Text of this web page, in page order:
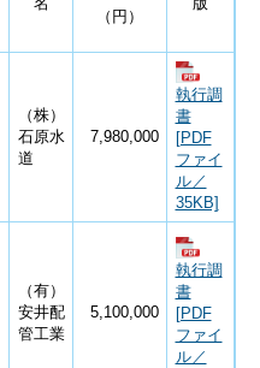
（円）
（株）
石原水
道
7,980,000
執行調
書
[PDF
ファイ
ル／
35KB]
（有）
安井配
管工業
5,100,000
執行調
書
[PDF
ファイ
ル／